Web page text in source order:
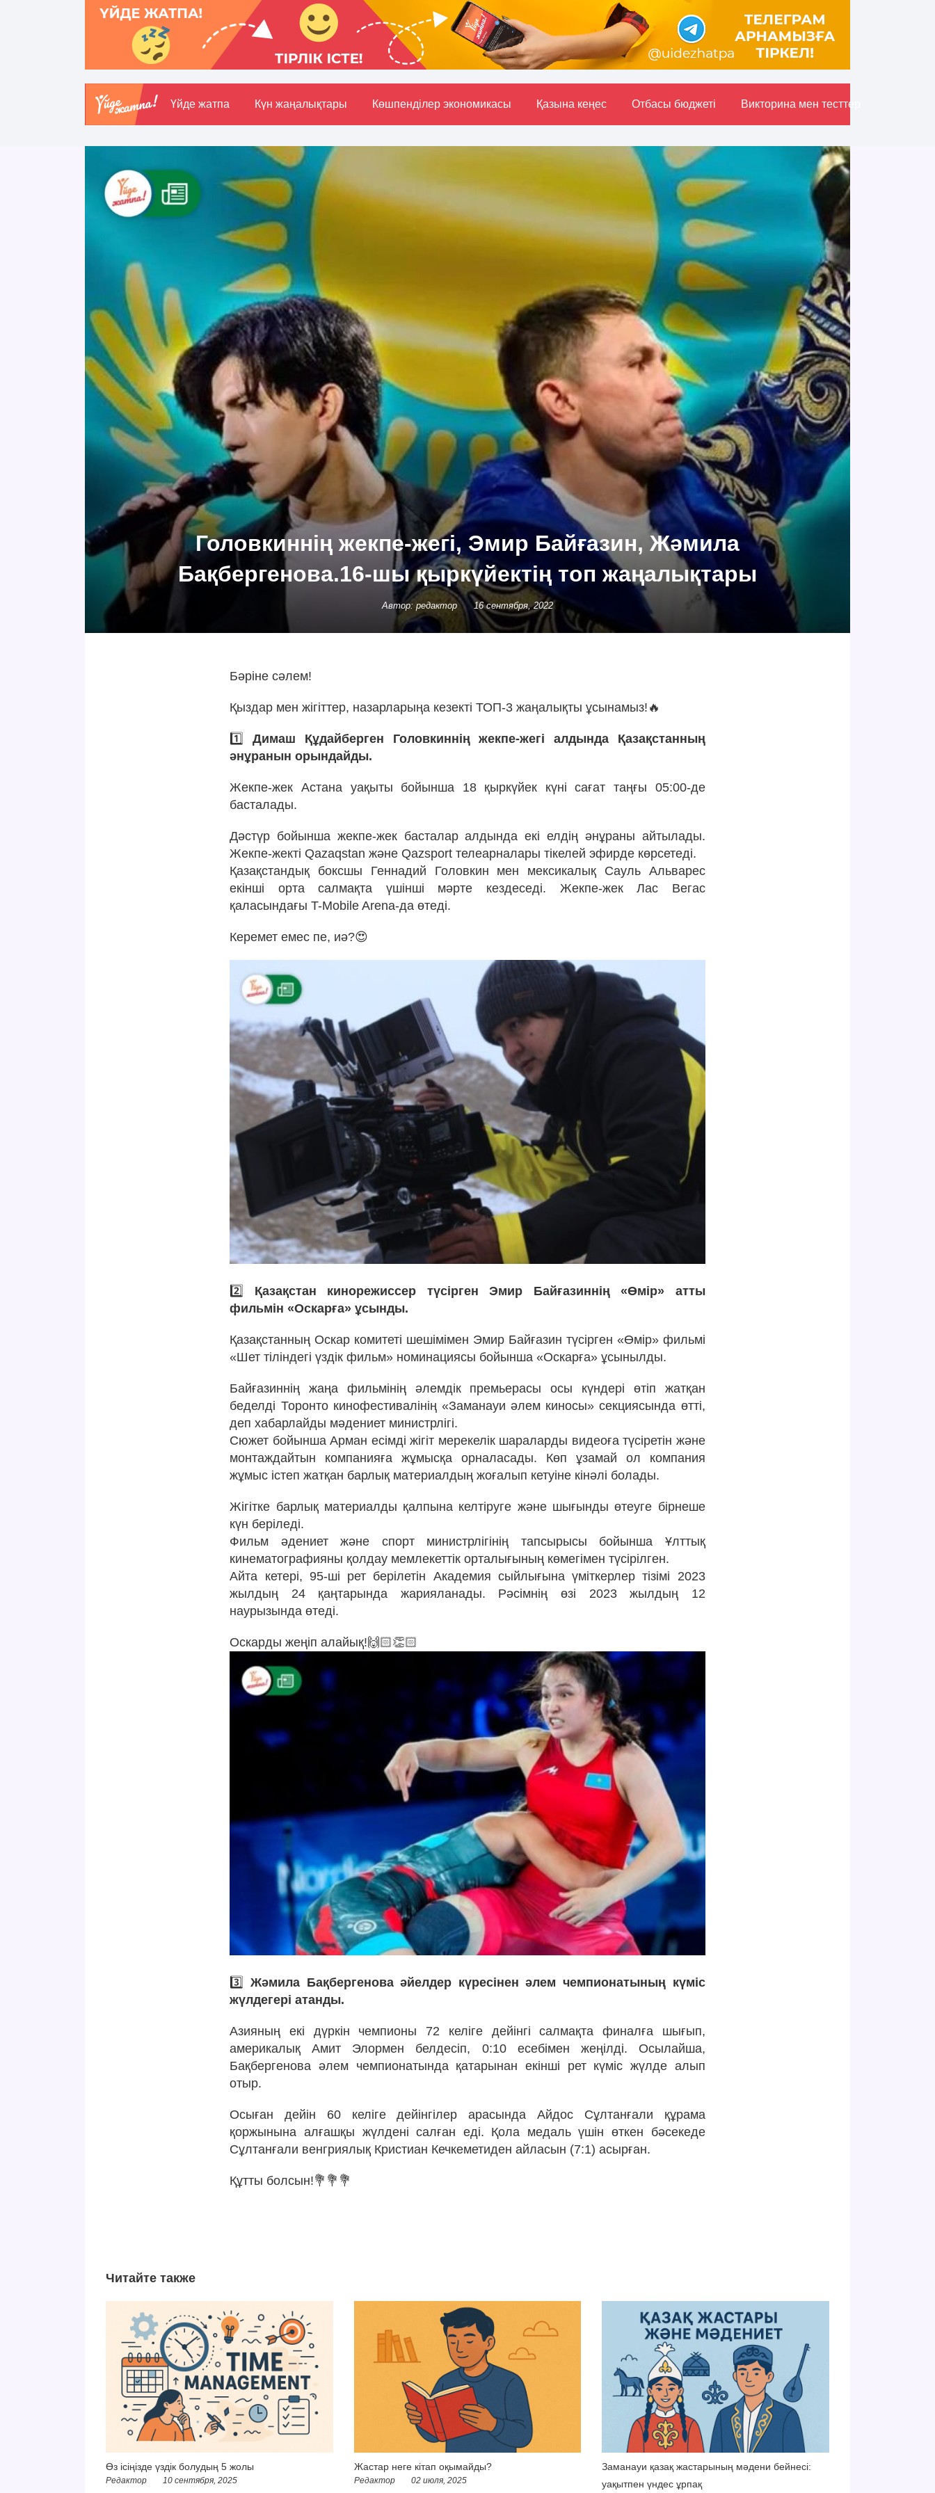
Үйде жатпа Күн жаңалықтары Көшпенділер экономикасы Қазына кеңес Отбасы бюджетi Викторина мен тесттер
Головкиннің жекпе-жегі, Эмир Байғазин, Жәмила
Бақбергенова.16-шы қыркүйектің топ жаңалықтары
Автор: редактор 16 сентября, 2022
Бәріне сәлем!
Қыздар мен жігіттер, назарларыңа кезекті ТОП-3 жаңалықты ұсынамыз!🔥
1️⃣Димаш Құдайберген Головкиннің жекпе-жегі алдында Қазақстанның
әнұранын орындайды.
Жекпе-жек Астана уақыты бойынша 18 қыркүйек күні сағат таңғы 05:00-де
басталады.
Дәстүр бойынша жекпе-жек басталар алдында екі елдің әнұраны айтылады.
Жекпе-жекті Qazaqstan және Qazsport телеарналары тікелей эфирде көрсетеді.
Қазақстандық боксшы Геннадий Головкин мен мексикалық Сауль Альварес
екінші орта салмақта үшінші мәрте кездеседі. Жекпе-жек Лас Вегас
қаласындағы T-Mobile Arena-да өтеді.
Керемет емес пе, иә?😍
2️⃣ Қазақстан кинорежиссер түсірген Эмир Байғазиннің «Өмір» атты
фильмін «Оскарға» ұсынды.
Қазақстанның Оскар комитеті шешімімен Эмир Байғазин түсірген «Өмір» фильмі
«Шет тіліндегі үздік фильм» номинациясы бойынша «Оскарға» ұсынылды.
Байғазиннің жаңа фильмінің әлемдік премьерасы осы күндері өтіп жатқан
беделді Торонто кинофестивалінің «Заманауи әлем киносы» секциясында өтті,
деп хабарлайды мәдениет министрлігі.
Сюжет бойынша Арман есімді жігіт мерекелік шараларды видеоға түсіретін және
монтаждайтын компанияға жұмысқа орналасады. Көп ұзамай ол компания
жұмыс істеп жатқан барлық материалдың жоғалып кетуіне кінәлі болады.
Жігітке барлық материалды қалпына келтіруге және шығынды өтеуге бірнеше
күн беріледі.
Фильм әдениет және спорт министрлігінің тапсырысы бойынша Ұлттық
кинематографияны қолдау мемлекеттік орталығының көмегімен түсірілген.
Айта кетері, 95-ші рет берілетін Академия сыйлығына үміткерлер тізімі 2023
жылдың 24 қаңтарында жарияланады. Рәсімнің өзі 2023 жылдың 12
наурызында өтеді.
Оскарды жеңіп алайық!🙌🏻👏🏻
3️⃣ Жәмила Бақбергенова әйелдер күресінен әлем чемпионатының күміс
жүлдегері атанды.
Азияның екі дүркін чемпионы 72 келіге дейінгі салмақта финалға шығып,
америкалық Амит Элормен белдесіп, 0:10 есебімен жеңілді. Осылайша,
Бақбергенова әлем чемпионатында қатарынан екінші рет күміс жүлде алып
отыр.
Осыған дейін 60 келіге дейінгілер арасында Айдос Сұлтанғали құрама
қоржынына алғашқы жүлдені салған еді. Қола медаль үшін өткен бәсекеде
Сұлтанғали венгриялық Кристиан Кечкеметиден айласын (7:1) асырған.
Құтты болсын!💐💐💐
Читайте также
Өз ісіңізде үздік болудың 5 жолы
Редактор 10 сентября, 2025
Жастар неге кітап оқымайды?
Редактор 02 июля, 2025
Заманауи қазақ жастарының мәдени бейнесі:
уақытпен үндес ұрпақ